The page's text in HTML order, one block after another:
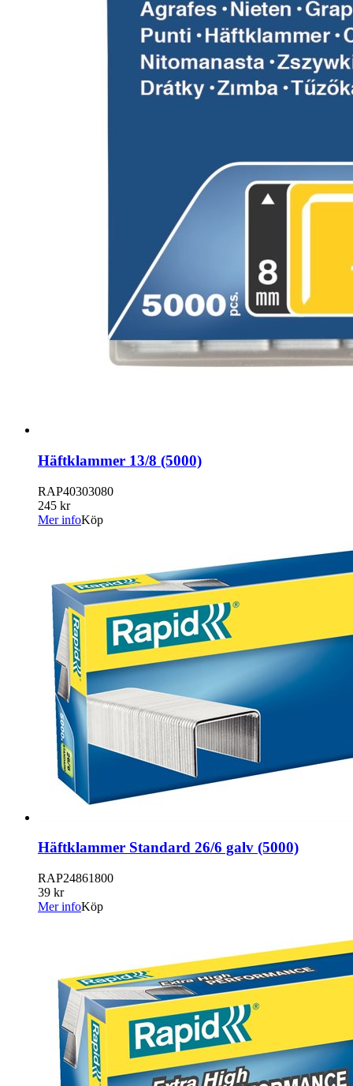
Häftklammer 13/8 (5000)
RAP40303080
245 kr
Mer infoKöp
Häftklammer Standard 26/6 galv (5000)
RAP24861800
39 kr
Mer infoKöp